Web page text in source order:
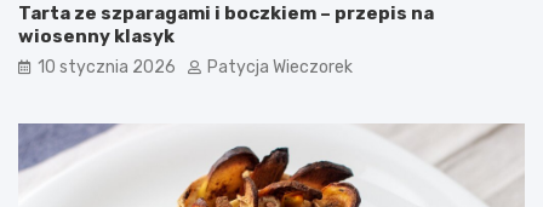
Tarta ze szparagami i boczkiem – przepis na
wiosenny klasyk
10 stycznia 2026 Patycja Wieczorek